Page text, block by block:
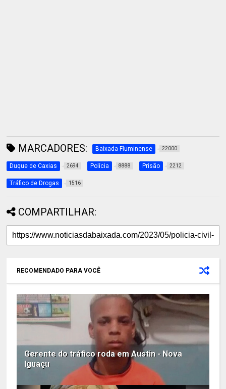
MARCADORES: Baixada Fluminense 22000
Duque de Caxias 2694 Polícia 8888 Prisão 2212
Tráfico de Drogas 1516
COMPARTILHAR:
RECOMENDADO PARA VOCÊ
Gerente do tráfico roda em Austin - Nova
Iguaçu